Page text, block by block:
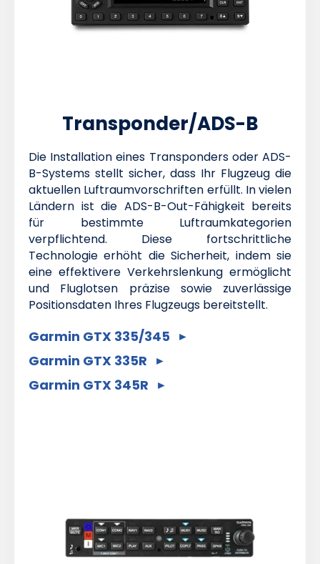
Transponder/ADS-B
Die Installation eines Transponders oder ADS-
B-Systems stellt sicher, dass Ihr Flugzeug die
aktuellen Luftraumvorschriften erfüllt. In vielen
Ländern ist die ADS-B-Out-Fähigkeit bereits
für bestimmte Luftraumkategorien
verpflichtend. Diese fortschrittliche
Technologie erhöht die Sicherheit, indem sie
eine effektivere Verkehrslenkung ermöglicht
und Fluglotsen präzise sowie zuverlässige
Positionsdaten Ihres Flugzeugs bereitstellt.
Garmin GTX 335/345
Garmin GTX 335R
Garmin GTX 345R